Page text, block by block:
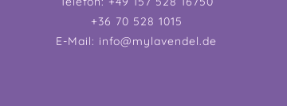
+36 70 528 1015
E-Mail: info@mylavendel.de